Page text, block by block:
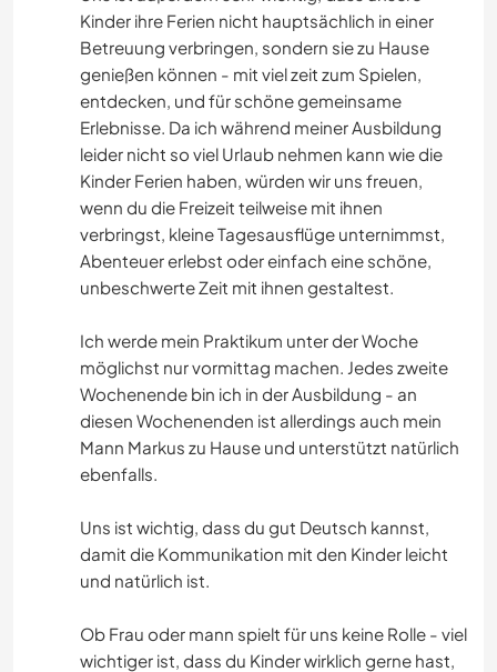
Kinder ihre Ferien nicht hauptsächlich in einer
Betreuung verbringen, sondern sie zu Hause
genießen können - mit viel zeit zum Spielen,
entdecken, und für schöne gemeinsame
Erlebnisse. Da ich während meiner Ausbildung
leider nicht so viel Urlaub nehmen kann wie die
Kinder Ferien haben, würden wir uns freuen,
wenn du die Freizeit teilweise mit ihnen
verbringst, kleine Tagesausflüge unternimmst,
Abenteuer erlebst oder einfach eine schöne,
unbeschwerte Zeit mit ihnen gestaltest.
Ich werde mein Praktikum unter der Woche
möglichst nur vormittag machen. Jedes zweite
Wochenende bin ich in der Ausbildung - an
diesen Wochenenden ist allerdings auch mein
Mann Markus zu Hause und unterstützt natürlich
ebenfalls.
Uns ist wichtig, dass du gut Deutsch kannst,
damit die Kommunikation mit den Kinder leicht
und natürlich ist.
Ob Frau oder mann spielt für uns keine Rolle - viel
wichtiger ist, dass du Kinder wirklich gerne hast,